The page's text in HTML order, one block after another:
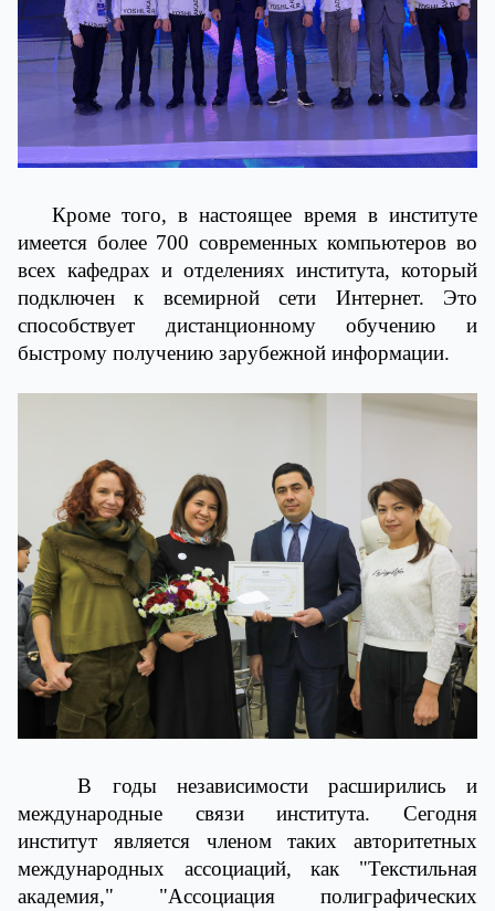
Кроме того, в настоящее время в институте
имеется более 700 современных компьютеров во
всех кафедрах и отделениях института, который
подключен к всемирной сети Интернет. Это
способствует дистанционному обучению и
быстрому получению зарубежной информации.
В годы независимости расширились и
международные связи института. Сегодня
институт является членом таких авторитетных
международных ассоциаций, как "Текстильная
академия," "Ассоциация полиграфических